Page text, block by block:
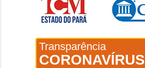
Transparência
CORONAVÍRUS